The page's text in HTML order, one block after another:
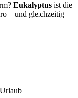
Eukalyptus ist die
– und gleichzeitig